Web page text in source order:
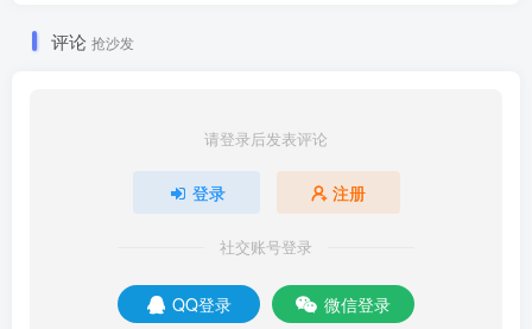
评论 抢沙发
请登录后发表评论
登录 注册
社交账号登录
QQ登录 微信登录